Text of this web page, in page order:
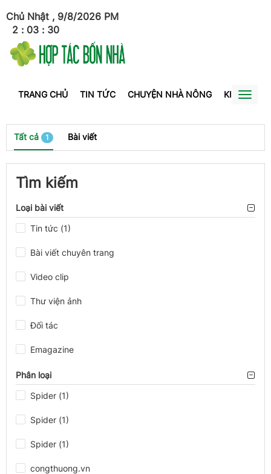
Chủ Nhật , 9/8/2026
2 : 03 : 30
PM
TRANG CHỦ TIN TỨC CHUYỆN NHÀ NÔNG KINH TẾToggle
Tất cả 1 Bài viết
Tìm kiếm
Loại bài viết
Tin tức (1)
Bài viết chuyên trang
Video clip
Thư viện ảnh
Đối tác
Emagazine
Phân loại
Spider (1)
Spider (1)
Spider (1)
congthuong.vn